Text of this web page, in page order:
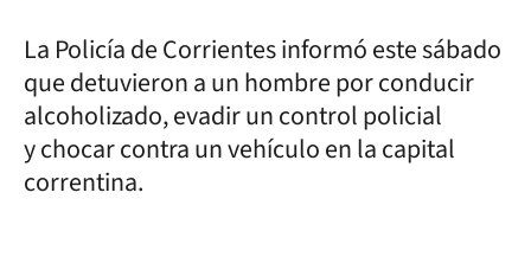
La Policía de Corrientes informó este sábado
que detuvieron a un hombre por conducir
alcoholizado, evadir un control policial
y chocar contra un vehículo en la capital
correntina.